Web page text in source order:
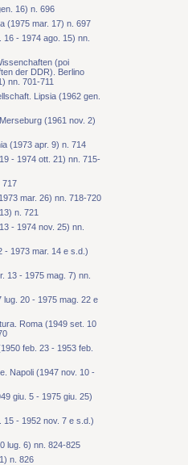
16) n. 696
(1975 mar. 17) n. 697
- 1974 ago. 15) nn.
(poi
der DDR). Berlino
nn. 701-711
Lipsia (1962 gen.
(1961 nov. 2)
(1973 apr. 9) n. 714
- 1974 ott. 21) nn. 715-
717
mar. 26) nn. 718-720
n. 721
- 1974 nov. 25) nn.
- 1973 mar. 14 e s.d.)
13 - 1975 mag. 7) nn.
lug. 20 - 1975 mag. 22 e
Roma (1949 set. 10
feb. 23 - 1953 feb.
Napoli (1947 nov. 10 -
giu. 5 - 1975 giu. 25)
15 - 1952 nov. 7 e s.d.)
lug. 6) nn. 824-825
n. 826